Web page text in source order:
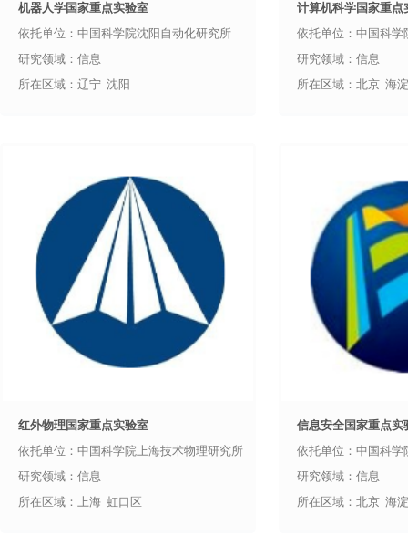
机器人学国家重点实验室
依托单位：中国科学院沈阳自动化研究所
研究领域：信息
所在区域：辽宁 沈阳
计算机科学国家重点
依托单位：中国科学
研究领域：信息
所在区域：北京 海
红外物理国家重点实验室
依托单位：中国科学院上海技术物理研究所
研究领域：信息
所在区域：上海 虹口区
信息安全国家重点实
依托单位：中国科学
研究领域：信息
所在区域：北京 海